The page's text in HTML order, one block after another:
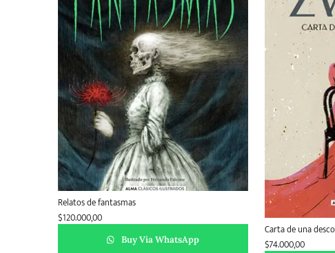
Relatos de fantasmas
$120.000,00
Buy Via WhatsApp
Carta de una
$74.000,00